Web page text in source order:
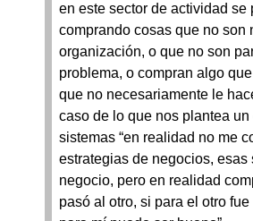
en este sector de actividad se
comprando cosas que no son
organización, o que no son
problema, o compran algo
que no necesariamente le
caso de lo que nos plantea un
sistemas “en realidad no me
estrategias de negocios, esas
negocio, pero en realidad
pasó al otro, si para el otro